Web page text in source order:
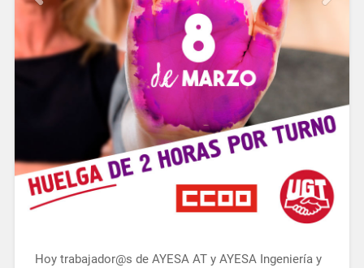
Hoy trabajador@s de AYESA AT y AYESA Ingeniería y